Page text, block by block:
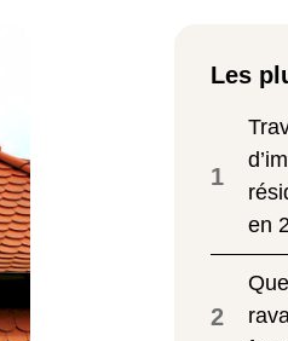
Les
1
en
2